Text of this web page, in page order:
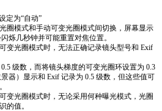
定为“自动”
圈模式和手动可变光圈模式间切换，屏幕显示
烁几秒钟并可能重置对焦位置。
变光圈模式时，无法正确​​记录镜头型号和 Exif
级数，而将镜头梯度的可变光圈环设置为 0.3
器）显示和 Exif 记录为 0.5 级数，但这些值可
变光圈模式时，无论采用何种曝光模式，光圈
的值。